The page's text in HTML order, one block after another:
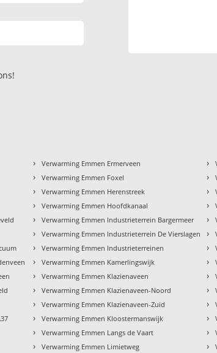
› Verwarming Emmen Ermerveen
› Verwarming Emmen Foxel
› Verwarming Emmen Herenstreek
› Verwarming Emmen Hoofdkanaal
› Verwarming Emmen Industrieterrein Bargermeer
› Verwarming Emmen Industrieterrein De Vierslagen
› Verwarming Emmen Industrieterreinen
› Verwarming Emmen Kamerlingswijk
› Verwarming Emmen Klazienaveen
› Verwarming Emmen Klazienaveen-Noord
› Verwarming Emmen Klazienaveen-Zuid
› Verwarming Emmen Kloostermanswijk
› Verwarming Emmen Langs de Vaart
› Verwarming Emmen Limietweg
›
›
›
›
›
›
›
›
›
›
›
›
›
›